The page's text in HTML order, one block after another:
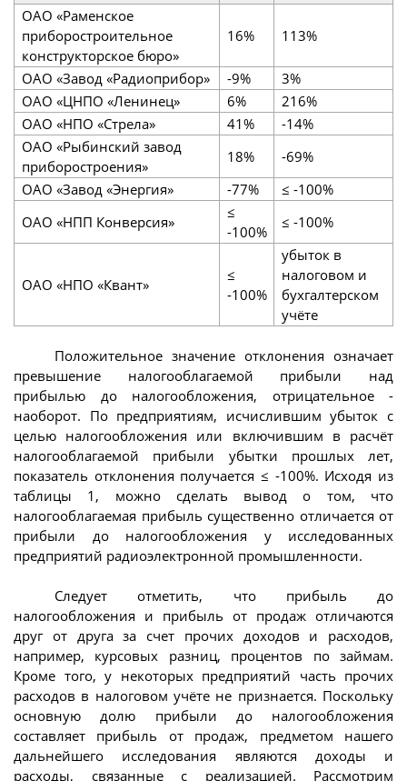
ОАО «Раменское
приборостроительное
конструкторское бюро»
16% 113%
ОАО «Завод «Радиоприбор» -9%
3%
ОАО «ЦНПО «Ленинец»
6%
216%
ОАО «НПО «Стрела»
41%
-14%
ОАО «Рыбинский завод
приборостроения»
18%
-69%
ОАО «Завод «Энергия»
-77%
≤ -100%
ОАО «НПП Конверсия»
≤
-100%
≤ -100%
ОАО «НПО «Квант»
≤
-100%
убыток в
налоговом и
бухгалтерском
учёте
Положительное значение отклонения означает
превышение налогооблагаемой прибыли над
прибылью до налогообложения, отрицательное -
наоборот. По предприятиям, исчислившим убыток с
целью налогообложения или включившим в расчёт
налогооблагаемой прибыли убытки прошлых лет,
показатель отклонения получается ≤ -100%. Исходя из
таблицы 1, можно сделать вывод о том, что
налогооблагаемая прибыль существенно отличается от
прибыли до налогообложения у исследованных
предприятий радиоэлектронной промышленности.
Следует отметить, что прибыль до
налогообложения и прибыль от продаж отличаются
друг от друга за счет прочих доходов и расходов,
например, курсовых разниц, процентов по займам.
Кроме того, у некоторых предприятий часть прочих
расходов в налоговом учёте не признается. Поскольку
основную долю прибыли до налогообложения
составляет прибыль от продаж, предметом нашего
дальнейшего исследования являются доходы и
расходы, связанные с реализацией. Рассмотрим